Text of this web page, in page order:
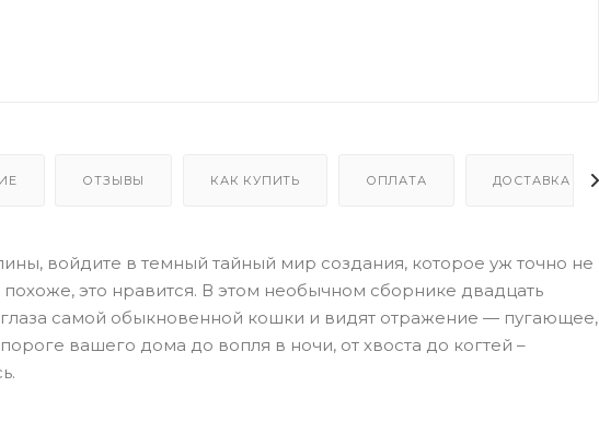
ОТЗЫВЫ КАК КУПИТЬ ОПЛАТА ДОСТАВКА
войдите в темный тайный мир создания, которое уж точно не
это нравится. В этом необычном сборнике двадцать
самой обыкновенной кошки и видят отражение — пугающее,
вашего дома до вопля в ночи, от хвоста до когтей –